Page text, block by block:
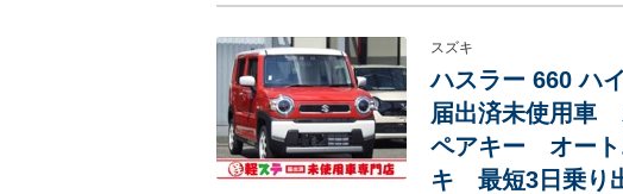
スズキ
ハスラー 660 ハ
届出済未使用
ペアキー オー
キ 最短3日乗り